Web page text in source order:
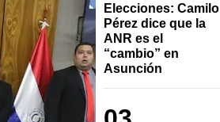
Elecciones: Camilo
Pérez dice que la
ANR es el
“cambio” en
Asunción